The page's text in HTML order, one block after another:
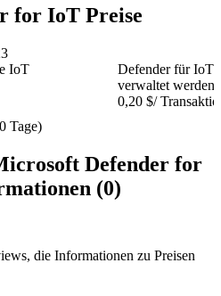
for IoT Preise
IoT
Defender für IoT
verwaltet werden
0,20 $/
Tage)
Defender for
(0)
die Informationen zu Preisen